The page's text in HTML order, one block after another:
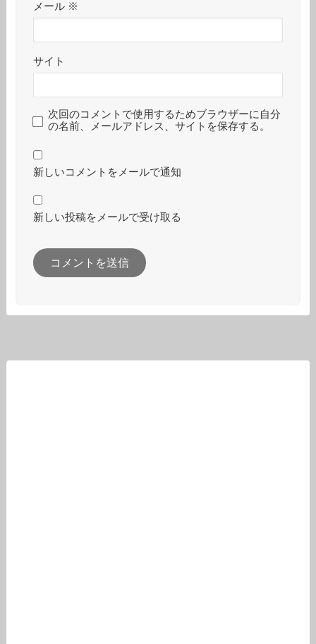
メール ※
サイト
次回のコメントで使用するためブラウザーに自分
の名前、メールアドレス、サイトを保存する。
新しいコメントをメールで通知
新しい投稿をメールで受け取る